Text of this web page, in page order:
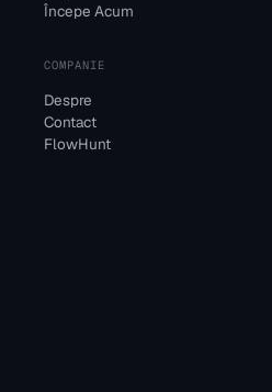
Începe Acum
COMPANIE
Despre
Contact
FlowHunt